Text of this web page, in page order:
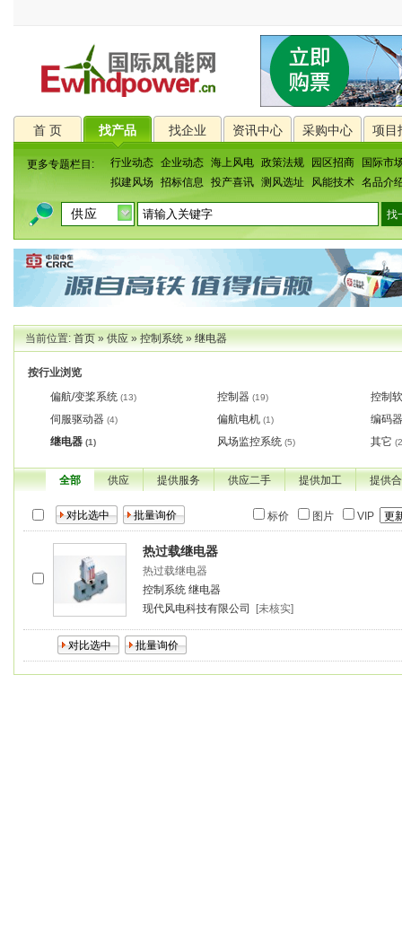
首 页 找产品 找企业 资讯中心 采购中心 项目
更多专题栏目: 行业动态 企业动态 海上风电 政策法规 园区招商
国际市
拟建风场
招标信息 投产喜讯 测风选址 风能技术 名品介
当前位置:首页»供应»控制系统»继电器
按行业浏览
偏航/变桨系统 (13) 控制器 (19)
控制
伺服驱动器 (4) 偏航电机 (1)
编码器
继电器 (1) 风场监控系统 (5) 其它
全部 供应 提供服务 供应二手 提供加工 提供
标价 图片 VIP
热过载继电器
热过载继电器
控制系统 继电器
现代风电科技有限公司
[未核实]